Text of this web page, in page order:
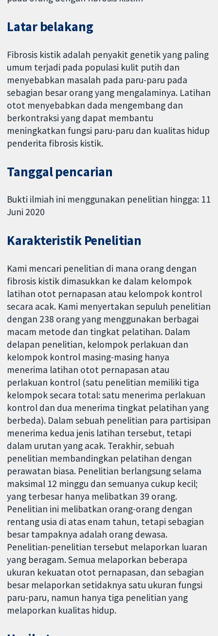
Latar belakang
Fibrosis kistik adalah penyakit genetik yang paling
umum terjadi pada populasi kulit putih dan
menyebabkan masalah pada paru-paru pada
sebagian besar orang yang mengalaminya. Latihan
otot menyebabkan dada mengembang dan
berkontraksi yang dapat membantu
meningkatkan fungsi paru-paru dan kualitas hidup
penderita fibrosis kistik.
Tanggal pencarian
Bukti ilmiah ini menggunakan penelitian hingga: 11
Juni 2020
Karakteristik Penelitian
Kami mencari penelitian di mana orang dengan
fibrosis kistik dimasukkan ke dalam kelompok
latihan otot pernapasan atau kelompok kontrol
secara acak. Kami menyertakan sepuluh penelitian
dengan 238 orang yang menggunakan berbagai
macam metode dan tingkat pelatihan. Dalam
delapan penelitian, kelompok perlakuan dan
kelompok kontrol masing-masing hanya
menerima latihan otot pernapasan atau
perlakuan kontrol (satu penelitian memiliki tiga
kelompok secara total: satu menerima perlakuan
kontrol dan dua menerima tingkat pelatihan yang
berbeda). Dalam sebuah penelitian para partisipan
menerima kedua jenis latihan tersebut, tetapi
dalam urutan yang acak. Terakhir, sebuah
penelitian membandingkan pelatihan dengan
perawatan biasa. Penelitian berlangsung selama
maksimal 12 minggu dan semuanya cukup kecil;
yang terbesar hanya melibatkan 39 orang.
Penelitian ini melibatkan orang-orang dengan
rentang usia di atas enam tahun, tetapi sebagian
besar tampaknya adalah orang dewasa.
Penelitian-penelitian tersebut melaporkan luaran
yang beragam. Semua melaporkan beberapa
ukuran kekuatan otot pernapasan, dan sebagian
besar melaporkan setidaknya satu ukuran fungsi
paru-paru, namun hanya tiga penelitian yang
melaporkan kualitas hidup.